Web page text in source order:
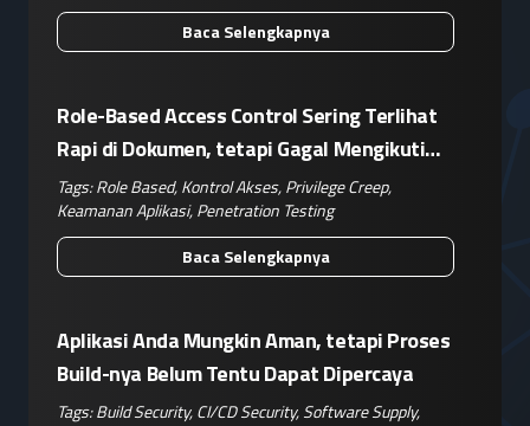
Baca Selengkapnya
Role-Based Access Control Sering Terlihat
Rapi di Dokumen, tetapi Gagal Mengikuti
Operasional Nyata
Tags:Role Based,Kontrol Akses,Privilege Creep,
Keamanan Aplikasi,Penetration Testing
Baca Selengkapnya
Aplikasi Anda Mungkin Aman, tetapi Proses
Build-nya Belum Tentu Dapat Dipercaya
Tags:Build Security,CI/CD Security,Software Supply,